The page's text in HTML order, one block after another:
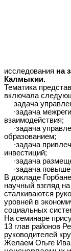
исследования на
Калмыкии.
Тематика
включала
задача
∙задача
взаимодействия;
∙задача
образованием;
∙задача
инвестиций;
∙задача
∙задача
В докладе
научный взгляд
сталкиваются
уровней в
социальных
На семинаре
13 глав районов
руководителей
Желаем Огьге